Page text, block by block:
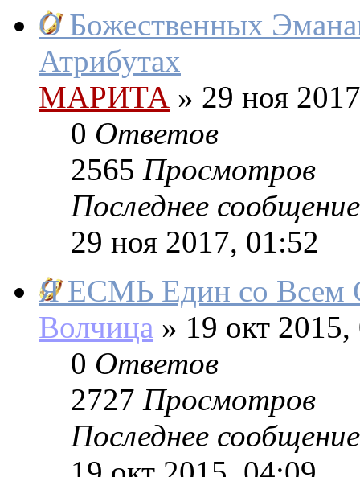
О Божественных
Атрибутах
МАРИТА » 29 ноя
0 Ответов
2565 Просмотров
Последнее сообщение
29 ноя 2017, 01:52
Я ЕСМЬ Един со Всем
Волчица » 19 окт
0 Ответов
2727 Просмотров
Последнее сообщение